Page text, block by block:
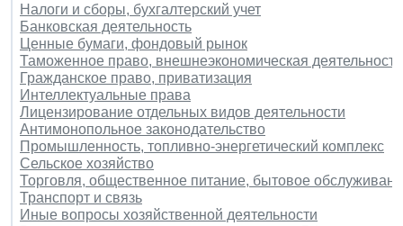
Налоги и сборы, бухгалтерский учет
Банковская деятельность
Ценные бумаги, фондовый рынок
Таможенное право, внешнеэкономическая деятельность
Гражданское право, приватизация
Интеллектуальные права
Лицензирование отдельных видов деятельности
Антимонопольное законодательство
Промышленность, топливно-энергетический комплекс
Сельское хозяйство
Торговля, общественное питание, бытовое
Транспорт и связь
Иные вопросы хозяйственной деятельности